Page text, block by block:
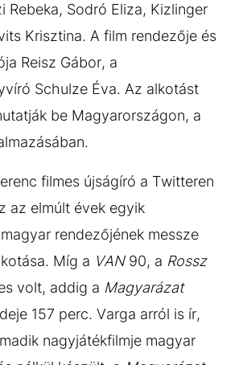
Rebeka, Sodró Eliza, Kizlinger
Krisztina. A film rendezője és
Reisz Gábor, a
Schulze Éva. Az alkotást
be Magyarországon, a
filmes újságíró a Twitteren
az elmúlt évek egyik
rendezőjének messze
Míg a VAN90, a Rossz
volt, addig a Magyarázat
157 perc. Varga arról is ír,
nagyjátékfilmje magyar